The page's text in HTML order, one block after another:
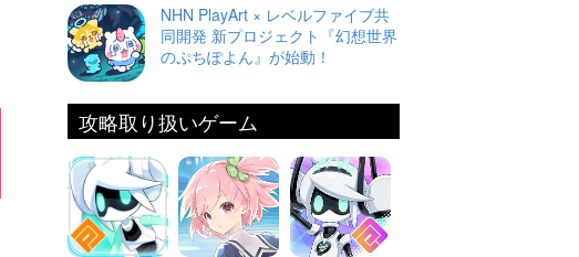
NHN PlayArt × レベルファイブ共
同開発 新プロジェクト『幻想世界
のぷちぽよん』が始動！
攻略取り扱いゲーム